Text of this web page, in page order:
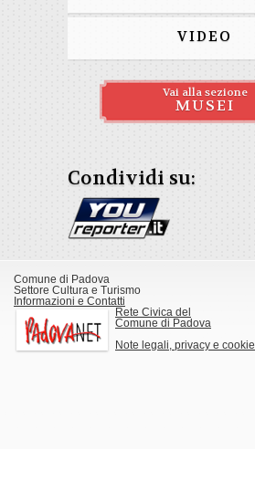
VIDEO
Vai alla sezione
MUSEI
Condividi su:
Comune di Padova
Settore Cultura e Turismo
Informazioni e Contatti
Rete Civica del
Comune di Padova
Note legali, privacy e cookie